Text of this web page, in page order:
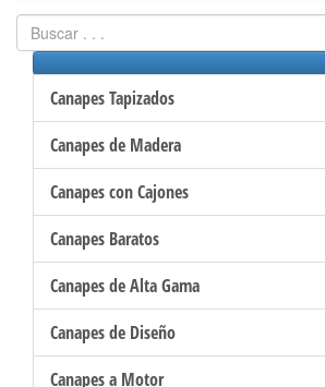
Canapes Tapizados
Canapes de Madera
Canapes con Cajones
Canapes Baratos
Canapes de Alta Gama
Canapes de Diseño
Canapes a Motor